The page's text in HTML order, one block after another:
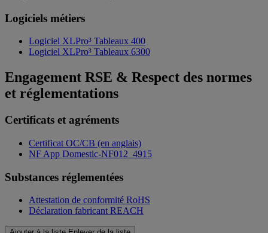
Logiciels métiers
Logiciel XLPro³ Tableaux 400
Logiciel XLPro³ Tableaux 6300
Engagement RSE & Respect des normes
et réglementations
Certificats et agréments
Certificat OC/CB (en anglais)
NF App Domestic-NF012_4915
Substances réglementées
Attestation de conformité RoHS
Déclaration fabricant REACH